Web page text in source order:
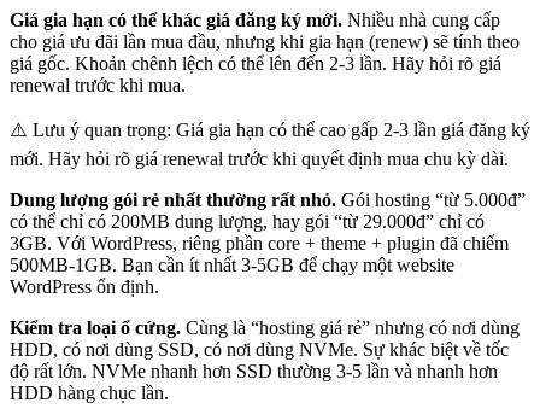
Giá gia hạn có thể khác giá đăng ký mới. Nhiều nhà cung cấp
cho giá ưu đãi lần mua đầu, nhưng khi gia hạn (renew) sẽ tính theo
giá gốc. Khoản chênh lệch có thể lên đến 2-3 lần. Hãy hỏi rõ giá
renewal trước khi mua.
⚠️ Lưu ý quan trọng: Giá gia hạn có thể cao gấp 2-3 lần giá đăng ký
mới. Hãy hỏi rõ giá renewal trước khi quyết định mua chu kỳ dài.
Dung lượng gói rẻ nhất thường rất nhỏ. Gói hosting “từ 5.000đ”
có thể chỉ có 200MB dung lượng, hay gói “từ 29.000đ” chỉ có
3GB. Với WordPress, riêng phần core + theme + plugin đã chiếm
500MB-1GB. Bạn cần ít nhất 3-5GB để chạy một website
WordPress ổn định.
Kiểm tra loại ổ cứng. Cùng là “hosting giá rẻ” nhưng có nơi dùng
HDD, có nơi dùng SSD, có nơi dùng NVMe. Sự khác biệt về tốc
độ rất lớn. NVMe nhanh hơn SSD thường 3-5 lần và nhanh hơn
HDD hàng chục lần.